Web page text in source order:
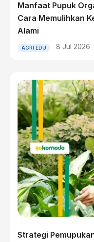
Manfaat Pupuk
Cara Memulihkan
Alami
AGRI EDU 8 Jul 2026
Strategi